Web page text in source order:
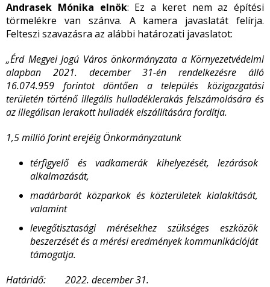
Andrasek Mónika elnök: Ez a keret nem az építési
törmelékre van szánva. A kamera javaslatát felírja.
Felteszi szavazásra az alábbi határozati javaslatot:
„Érd Megyei Jogú Város önkormányzata a Környezetvédelmi
alapban 2021. december 31-én rendelkezésre álló
16.074.959 forintot döntően a település közigazgatási
területén történő illegális hulladéklerakás felszámolására és
az illegálisan lerakott hulladék elszállítására fordítja.
1,5 millió forint erejéig Önkormányzatunk
térfigyelő és vadkamerák kihelyezését, lezárások
alkalmazását,
madárbarát közparkok és közterületek kialakítását,
valamint
levegőtisztasági mérésekhez szükséges eszközök
beszerzését és a mérési eredmények kommunikációját
támogatja.
Határidő: 2022. december 31.